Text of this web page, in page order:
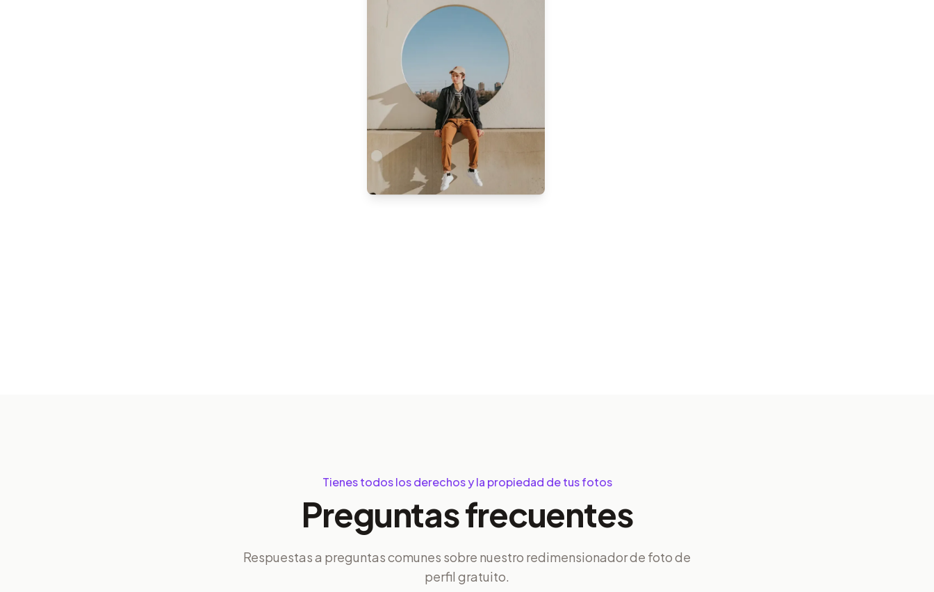
Tienes todos los derechos y la propiedad de tus fotos
Preguntas frecuentes
Respuestas a preguntas comunes sobre nuestro redimensionador de foto de
perfil gratuito.